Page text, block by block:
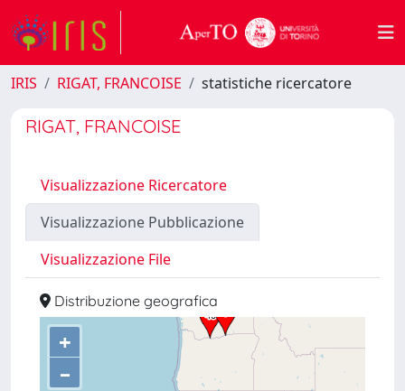
IRIS RIGAT, FRANCOISE statistiche ricercatore
RIGAT, FRANCOISE
Visualizzazione Ricercatore
Visualizzazione Pubblicazione
Visualizzazione File
Distribuzione geografica
+
–